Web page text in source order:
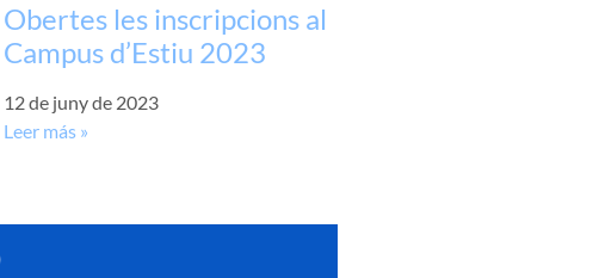
Obertes les inscripcions al
Campus d’Estiu 2023
12 de juny de 2023
Leer más »